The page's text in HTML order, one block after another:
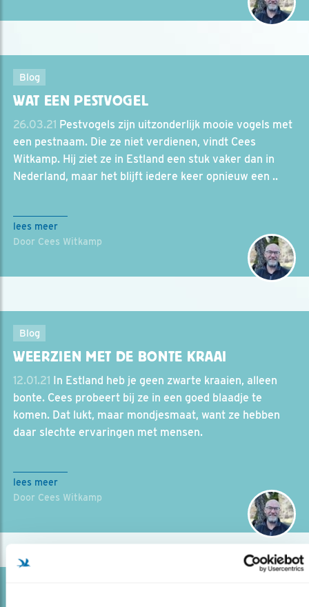
Blog
WAT EEN PESTVOGEL
26.03.21 Pestvogels zijn uitzonderlijk mooie vogels met
een pestnaam. Die ze niet verdienen, vindt Cees
Witkamp. Hij ziet ze in Estland een stuk vaker dan in
Nederland, maar het blijft iedere keer opnieuw een ..
lees meer
Door Cees Witkamp
Blog
WEERZIEN MET DE BONTE KRAAI
12.01.21 In Estland heb je geen zwarte kraaien, alleen
bonte. Cees probeert bij ze in een goed blaadje te
komen. Dat lukt, maar mondjesmaat, want ze hebben
daar slechte ervaringen met mensen.
lees meer
Door Cees Witkamp